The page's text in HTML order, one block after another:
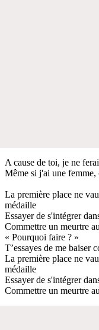
A cause de toi, je ne
Même si j'ai une femme,
La première place ne
médaille
Essayer de s'intégrer
Commettre un meurtre
« Pourquoi faire ? »
T’essayes de me baiser
La première place ne
médaille
Essayer de s'intégrer
Commettre un meurtre